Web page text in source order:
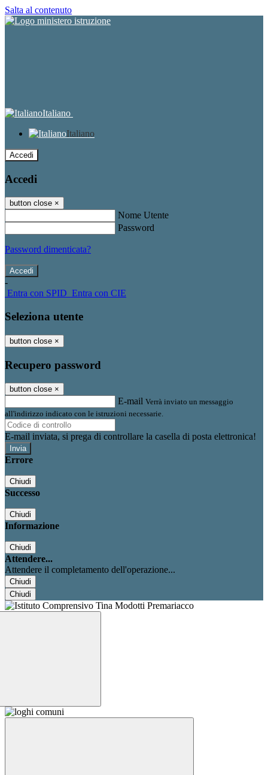
Salta al contenuto
Italiano
Italiano
Accedi
Accedi
button close ×
Nome Utente
Password
Password dimenticata?
-
Entra con SPID Entra con CIE
Seleziona utente
button close ×
Recupero password
button close ×
E-mail Verrà inviato un messaggio
all'indirizzo indicato con le istruzioni necessarie.
E-mail inviata, si prega di controllare la casella di posta elettronica!
Errore
Chiudi
Successo
Chiudi
Informazione
Chiudi
Attendere...
Attendere il completamento dell'operazione...
Chiudi
Chiudi